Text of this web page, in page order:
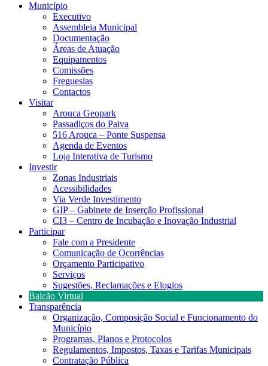
Município
Executivo
Assembleia Municipal
Documentação
Áreas de Atuação
Equipamentos
Comissões
Freguesias
Contactos
Visitar
Arouca Geopark
Passadiços do Paiva
516 Arouca – Ponte Suspensa
Agenda de Eventos
Loja Interativa de Turismo
Investir
Zonas Industriais
Acessibilidades
Via Verde Investimento
GIP – Gabinete de Inserção Profissional
CI3 – Centro de Incubação e Inovação Industrial
Participar
Fale com a Presidente
Comunicação de Ocorrências
Orçamento Participativo
Serviços
Sugestões, Reclamações e Elogios
Balcão Virtual
Transparência
Organização, Composição Social e Funcionamento do
Município
Programas, Planos e Protocolos
Regulamentos, Impostos, Taxas e Tarifas Municipais
Contratação Pública